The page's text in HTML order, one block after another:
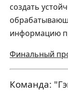
создать
информацию
Финальный
Команда: